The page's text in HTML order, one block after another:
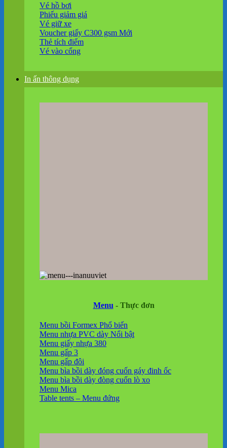
Vé hồ bơi
Phiếu giảm giá
Vé giữ xe
Voucher giấy C300 gsm
Thẻ tích điểm
Vé vào cổng
In ấn thông dụng
Menu - Thực đơn
Menu bồi Formex
Menu nhựa PVC dày
Menu giấy nhựa 380
Menu gấp 3
Menu gấp đôi
Menu bìa bồi dày đóng cuốn gáy đinh ốc
Menu bìa bồi dày đòng cuốn lò xo
Menu Mica
Table tents – Menu đứng